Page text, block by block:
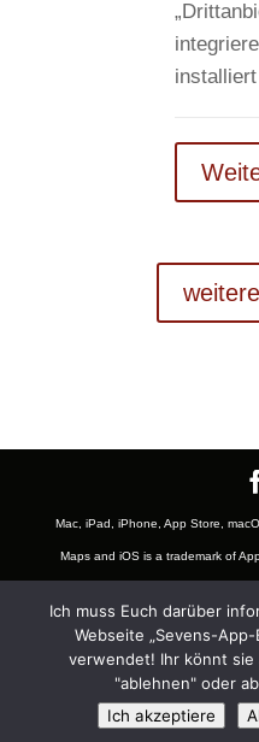
Mac, iPad, iPhone, App Store,
Maps and iOS is a trademark of
and other countries. App Store is
the U.S. and other countries. Also
Apple, Inc. Youtube is a
and other countries and belongs
Ich muss Euch darüber
Webseite „Sevens-
verwendet! Ihr könnt
"ablehnen" oder
Ich akzeptiere